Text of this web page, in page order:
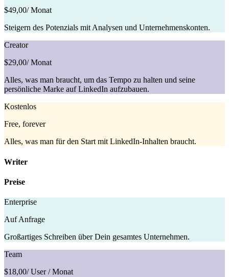
$49,00/ Monat
Steigern des Potenzials mit Analysen und Unternehmenskonten.
Creator
$29,00/ Monat
Alles, was man braucht, um das Tempo zu halten und seine
persönliche Marke auf LinkedIn aufzubauen.
Kostenlos
Free, forever
Alles, was man für den Start mit LinkedIn-Inhalten braucht.
Writer
Preise
Enterprise
Auf Anfrage
Großartiges Schreiben über Dein gesamtes Unternehmen.
Team
$18,00/ User / Monat